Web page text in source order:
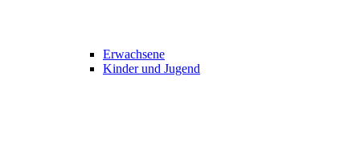
Erwachsene
Kinder und Jugend